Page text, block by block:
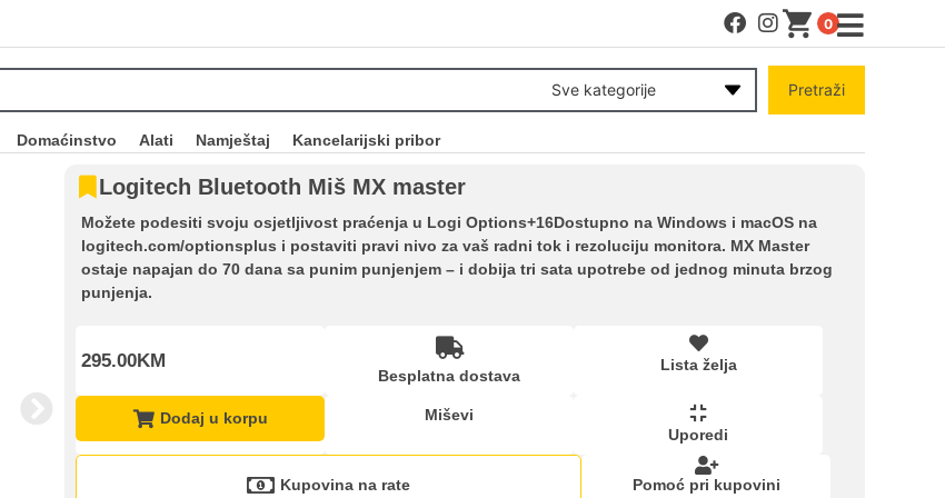
0
Sve kategorije Pretraži
Domaćinstvo Alati Namještaj Kancelarijski pribor
Logitech Bluetooth Miš MX master
Možete podesiti svoju osjetljivost praćenja u Logi Options+16Dostupno na Windows i macOS na
logitech.com/optionsplus i postaviti pravi nivo za vaš radni tok i rezoluciju monitora. MX Master
ostaje napajan do 70 dana sa punim punjenjem – i dobija tri sata upotrebe od jednog minuta brzog
punjenja.
295.00KM
Besplatna dostava
Lista želja
Dodaj u korpu
Miševi
Uporedi
Kupovina na rate Pomoć pri kupovini
Račun
Kupovina na rate
Lista želja
Upoređeni proizvodi